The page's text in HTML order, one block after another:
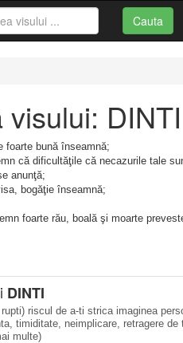
Cauta
DINTI
foarte bună înseamnă;
că dificultăţile că necazurile tale
anunţă;
bogăţie înseamnă;
foarte rău, boală şi moarte
DINTI
riscul de a-ti strica imaginea
timiditate, neimplicare, retragere
multe)